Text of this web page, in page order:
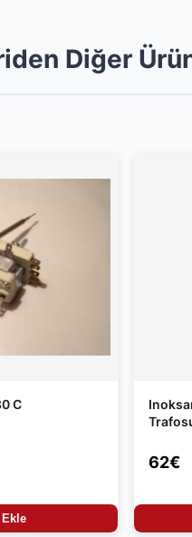
Diğer
C
62€